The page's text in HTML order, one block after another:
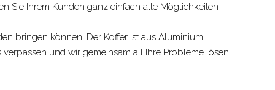
Sie Ihrem Kunden ganz einfach alle Möglichkeiten
bringen können. Der Koffer ist aus Aluminium
und wir gemeinsam all Ihre Probleme lösen